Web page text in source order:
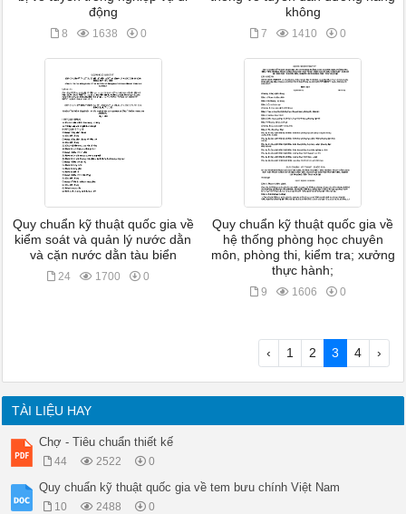
động
8 1638 0
không
7 1410 0
Quy chuẩn kỹ thuật quốc gia về
kiểm soát và quản lý nước dằn
và cặn nước dằn tàu biển
24 1700 0
Quy chuẩn kỹ thuật quốc gia về
hệ thống phòng học chuyên
môn, phòng thi, kiểm tra; xưởng
thực hành;
9 1606 0
‹ 1 2 3 4 ›
TÀI LIỆU HAY
Chợ - Tiêu chuẩn thiết kế
44 2522 0
Quy chuẩn kỹ thuật quốc gia về tem bưu chính Việt Nam
10 2488 0